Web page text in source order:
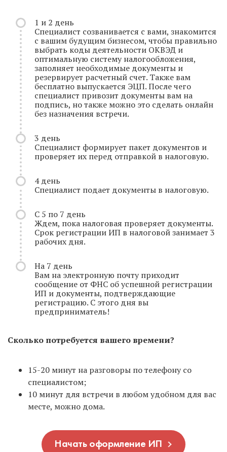
1 и 2 день
Специалист созванивается с вами, знакомится
с вашим будущим бизнесом, чтобы правильно
выбрать коды деятельности ОКВЭД и
оптимальную систему налогообложения,
заполняет необходимые документы и
резервирует расчетный счет. Также вам
бесплатно выпускается ЭЦП. После чего
специалист привозит документы вам на
подпись, но также можно это сделать онлайн
без назначения встречи.
3 день
Специалист формирует пакет документов и
проверяет их перед отправкой в налоговую.
4 день
Специалист подает документы в налоговую.
С 5 по 7 день
Ждем, пока налоговая проверяет документы.
Срок регистрации ИП в налоговой занимает 3
рабочих дня.
На 7 день
Вам на электронную почту приходит
сообщение от ФНС об успешной регистрации
ИП и документы, подтверждающие
регистрацию. С этого дня вы
предприниматель!
Сколько потребуется вашего времени?
15-20 минут на разговоры по телефону со
специалистом;
10 минут для встречи в любом удобном для вас
месте, можно дома.
Начать оформление ИП